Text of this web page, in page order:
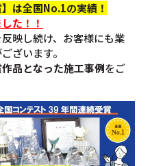
は全国No.1の実績！
た！！
映し続け、お客様にも業
ざいます。
品となった施工事例をご